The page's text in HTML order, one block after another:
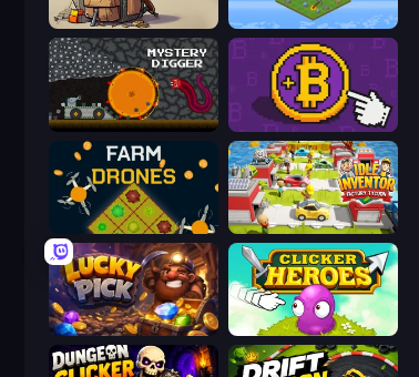
Backpack Idle Tile Mine
Mystery Digger Money Maker
Farm Drones Idle Inventor
Lucky Pick Clicker Heroes